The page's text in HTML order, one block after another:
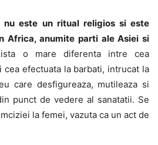
nu este un ritual religios si este
Africa, anumite parti ale Asiei si
o mare diferenta intre cea
efectuata la barbati, intrucat la
care desfigureaza, mutileaza si
punct de vedere al sanatatii. Se
la femei, vazuta ca un act de